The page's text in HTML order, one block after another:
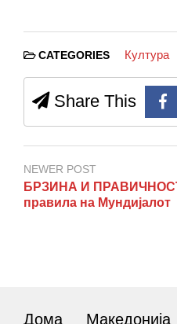
CATEGORIES Култура
Share This
NEWER POST
БРЗИНА И ПРАВИЧНОСТ
правила на Мундијалот
Дома Македонија